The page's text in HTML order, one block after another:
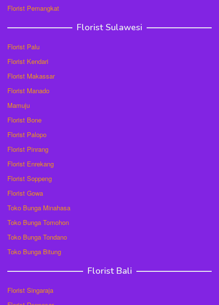
Florist Pemangkat
Florist Sulawesi
Florist Palu
Florist Kendari
Florist Makassar
Florist Manado
Mamuju
Florist Bone
Florist Palopo
Florist Pinrang
Florist Enrekang
Florist Soppeng
Florist Gowa
Toko Bunga Minahasa
Toko Bunga Tomohon
Toko Bunga Tondano
Toko Bunga Bitung
Florist Bali
Florist Singaraja